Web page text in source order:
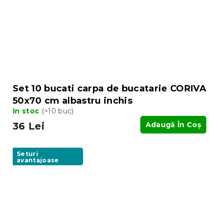
Set 10 bucati carpa de bucatarie CORIVA
50x70 cm albastru inchis
In stoc (>10 buc)
36 Lei Adaugă În Coş
Seturi
avantajoase